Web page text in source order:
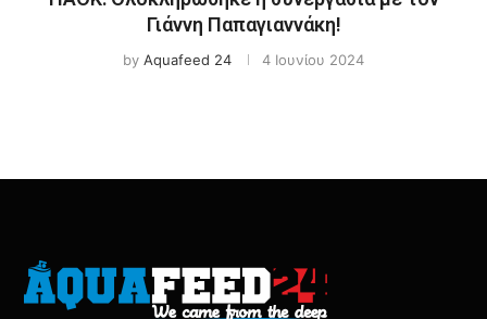
Γιάννη Παπαγιαννάκη!
by Aquafeed 24 4 Ιουνίου 2024